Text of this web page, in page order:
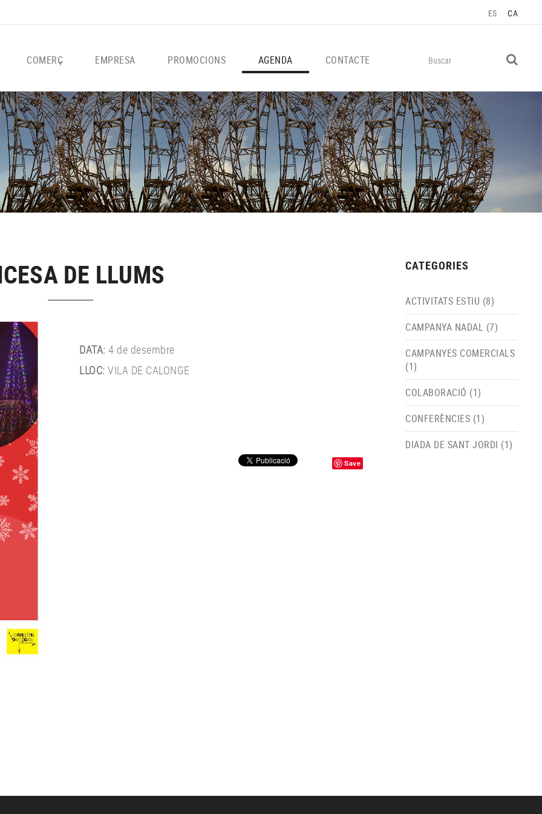
ES CA
COMERÇ EMPRESA PROMOCIONS AGENDA CONTACTE
DE LLUMS
DATA: 4 de desembre
LLOC: VILA DE CALONGE
Save
CATEGORIES
ACTIVITATS ESTIU (8)
CAMPANYA NADAL (7)
CAMPANYES COMERCIALS
(1)
COLABORACIÓ (1)
CONFERÈNCIES (1)
DIADA DE SANT JORDI (1)